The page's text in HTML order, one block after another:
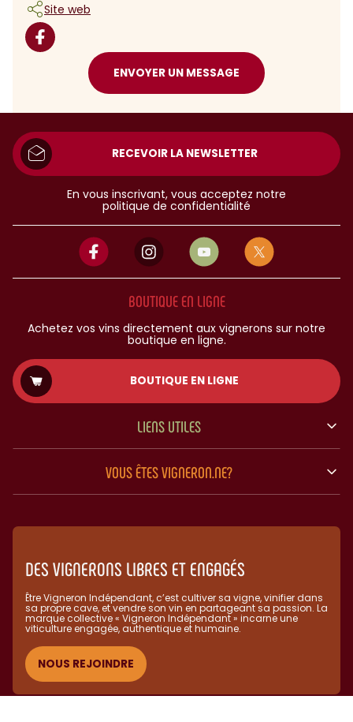
Site web
ENVOYER UN MESSAGE
RECEVOIR LA NEWSLETTER
En vous inscrivant, vous acceptez notre
politique de confidentialité
BOUTIQUE EN LIGNE
Achetez vos vins directement aux vignerons sur notre
boutique en ligne.
BOUTIQUE EN LIGNE
LIENS UTILES
VOUS ÊTES VIGNERON.NE?
DES VIGNERONS LIBRES ET ENGAGÉS
Être Vigneron Indépendant, c’est cultiver sa vigne, vinifier dans
sa propre cave, et vendre son vin en partageant sa passion. La
marque collective « Vigneron Indépendant » incarne une
viticulture engagée, authentique et humaine.​
NOUS REJOINDRE